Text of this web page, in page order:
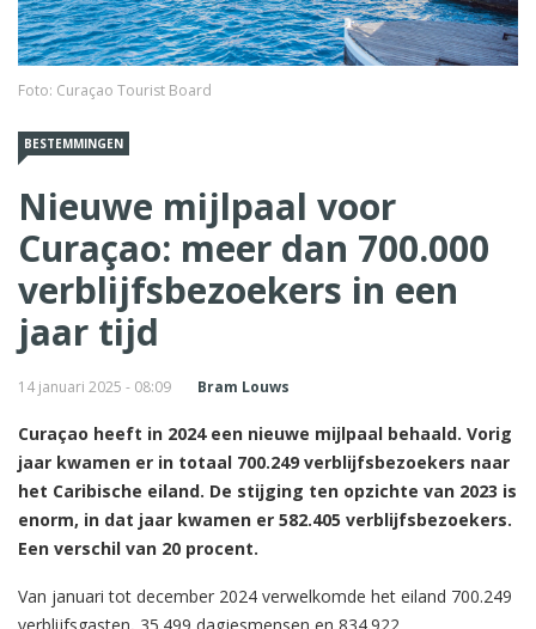
Foto: Curaçao Tourist Board
BESTEMMINGEN
Nieuwe mijlpaal voor
Curaçao: meer dan 700.000
verblijfsbezoekers in een
jaar tijd
14 januari 2025 - 08:09 Bram Louws
Curaçao heeft in 2024 een nieuwe mijlpaal behaald. Vorig
jaar kwamen er in totaal 700.249 verblijfsbezoekers naar
het Caribische eiland. De stijging ten opzichte van 2023 is
enorm, in dat jaar kwamen er 582.405 verblijfsbezoekers.
Een verschil van 20 procent.
Van januari tot december 2024 verwelkomde het eiland 700.249